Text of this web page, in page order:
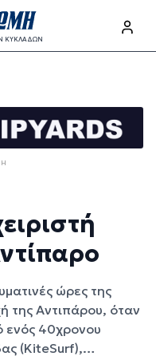
ΚΥΚΛΑΔΩΝ
ώρες της
της Αντιπάρου, όταν
ενός 40χρονου
(KiteSurf),…